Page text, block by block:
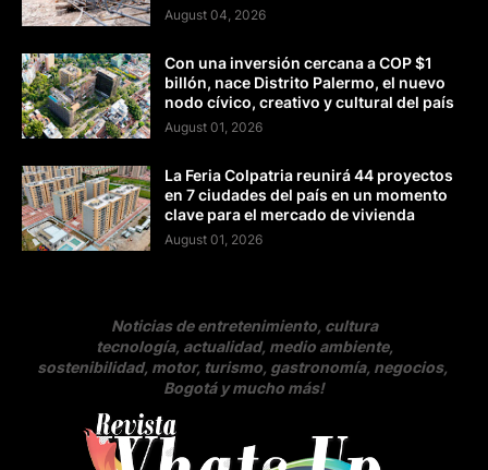
August 04, 2026
Con una inversión cercana a COP $1
billón, nace Distrito Palermo, el nuevo
nodo cívico, creativo y cultural del país
August 01, 2026
La Feria Colpatria reunirá 44 proyectos
en 7 ciudades del país en un momento
clave para el mercado de vivienda
August 01, 2026
Noticias de entretenimiento, cultura
tecnología, actualidad, medio ambiente,
sostenibilidad, motor, turismo, gastronomía, negocios,
Bogotá y mucho más!